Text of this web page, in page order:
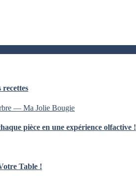
recettes
pièce en une expérience olfactive !
Table !